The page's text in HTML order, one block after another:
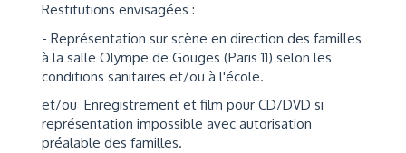
Restitutions envisagées :
- Représentation sur scène en direction des familles
à la salle Olympe de Gouges (Paris 11) selon les
conditions sanitaires et/ou à l'école.
et/ou Enregistrement et film pour CD/DVD si
représentation impossible avec autorisation
préalable des familles.